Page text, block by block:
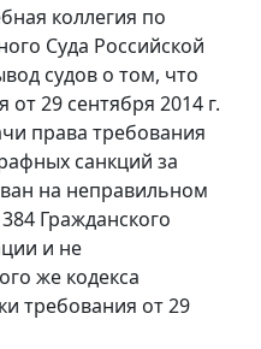
коллегия по
Суда Российской
судов о том, что
от 29 сентября 2014 г.
права требования
санкций за
на неправильном
Гражданского
и не
же кодекса
требования от 29